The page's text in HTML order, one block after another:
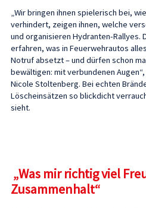
„Wir bringen ihnen spielerisch bei,
verhindert, zeigen ihnen, welche
und organisieren Hydranten-Rallyes.
erfahren, was in Feuerwehrautos
Notruf absetzt – und dürfen schon
bewältigen: mit verbundenen
Nicole Stoltenberg. Bei echten
Löscheinsätzen so blickdicht
sieht.
„Was mir richtig viel
Zusammenhalt“